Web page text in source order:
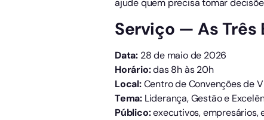
ajude quem precisa tomar
Serviço — As Três
Data: 28 de maio de 2026
Horário:das 8h às 20h
Local:Centro de Convenções de
Tema: Liderança, Gestão e
Público:executivos, empresários,